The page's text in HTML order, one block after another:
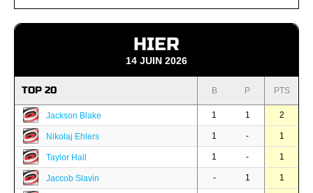
HIER
14 JUIN 2026
TOP 20 B P PTS
Jackson Blake 1 1 2
Nikolaj Ehlers 1 - 1
Taylor Hall 1 - 1
Jaccob Slavin - 1 1